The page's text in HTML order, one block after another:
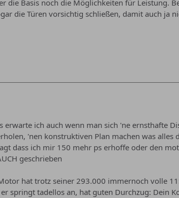
die Basis noch die Möglichkeiten für Leistung.
die Türen vorsichtig schließen, damit auch ja
erwarte ich auch wenn man sich 'ne ernsthafte
'nen konstruktiven Plan machen was
dass ich mir 150 mehr ps erhoffe oder den
geschrieben
hat trotz seiner 293.000 immernoch volle
springt tadellos an, hat guten Durchzug: Dein